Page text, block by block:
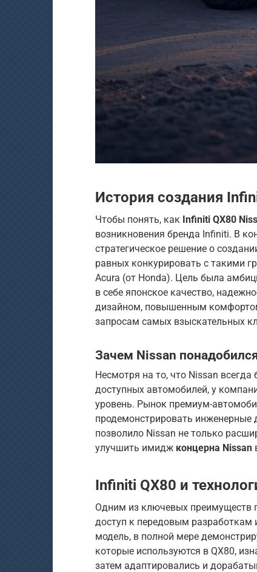
История создания
Чтобы понять, как Infiniti QX80
возникновения бренда Infiniti. В
стратегическое решение о
равных конкурировать с такими
Acura (от Honda). Цель была
в себе японское качество,
дизайном, повышенным
запросам самых взыскательных
Зачем Nissan
Несмотря на то, что Nissan
доступных автомобилей, у
уровень. Рынок премиум-
продемонстрировать инженерные
позволило Nissan не только
улучшить имидж концерна Nissan
Infiniti QX80 и
Одним из ключевых преимуществ
доступ к передовым разработкам
модель, в полной мере
которые используются в QX80,
затем адаптировались и